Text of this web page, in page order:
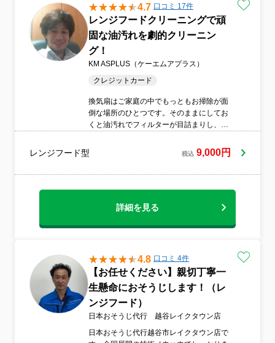
4.7 口コミ 17件
レンジフードクリーニングで頑
固な油汚れを劇的クリーニン
グ！
KM ASPLUS（ケーエムアプラス）
クレジットカード
換気扇はご家庭の中でもっともお掃除が面
倒な場所のひとつです。そのままにしてお
くと油汚れでフィルターが目詰まりし、換
ィルターやファンも分解してひとつひとつ
丁寧に洗浄します！
レンジフード型 税込 9,000円
詳細を見る
4.8 口コミ 4件
【お任せください】親切丁寧一
生懸命におそうじします！（レ
ンジフード）
日本おそうじ代行 越谷レイクタウン店
日本おそうじ代行越谷市レイクタウン店で